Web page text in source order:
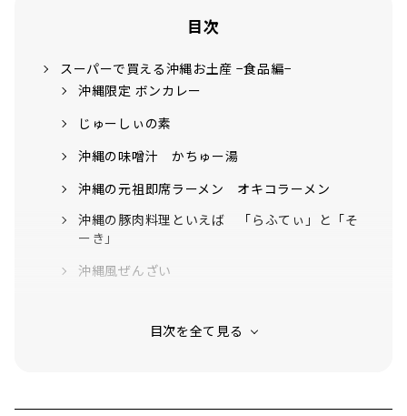
目次
スーパーで買える沖縄お土産 −食品編−
沖縄限定 ボンカレー
じゅーしぃの素
沖縄の味噌汁 かちゅー湯
沖縄の元祖即席ラーメン オキコラーメン
沖縄の豚肉料理といえば 「らふてぃ」と「そ
ーき」
沖縄風ぜんざい
スーパーで買える沖縄お土産 −調味料編−